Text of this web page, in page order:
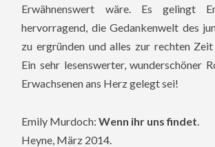
Erwähnenswert wäre. Es gelingt
hervorragend, die Gedankenwelt des
zu ergründen und alles zur rechten
Ein sehr lesenswerter, wunderschöner
Erwachsenen ans Herz gelegt sei!
Emily Murdoch:Wenn ihr uns findet
Heyne, März 2014.